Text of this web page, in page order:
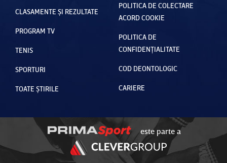
CLASAMENTE ȘI REZULTATE
PROGRAM TV
TENIS
SPORTURI
TOATE ȘTIRILE
POLITICA DE COLECTARE
ACORD COOKIE
POLITICA DE
CONFIDENȚIALITATE
COD DEONTOLOGIC
CARIERE
este parte a